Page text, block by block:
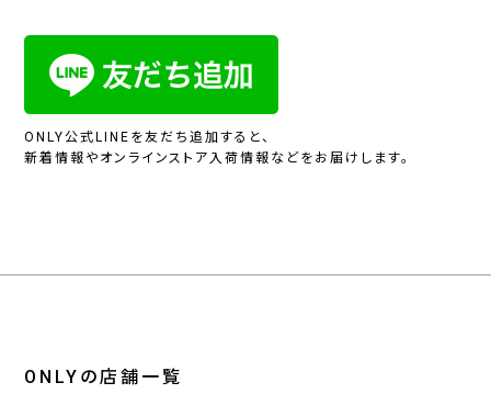
ONLY公式LINEを友だち追加すると、
新着情報やオンラインストア入荷情報などをお届けします。
ONLYの店舗一覧